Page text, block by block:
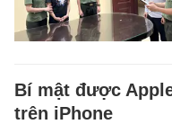
Bí mật được
trên iPhone